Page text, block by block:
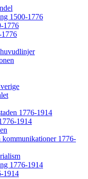
1500-1776
1776
1776
1776-1914
1914
kommunikationer 1776-
1776-1914
1914